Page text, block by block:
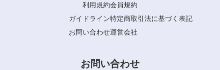
利用規約会員規約
ガイドライン特定商取引法に基づく表記
お問い合わせ運営会社
お問い合わせ